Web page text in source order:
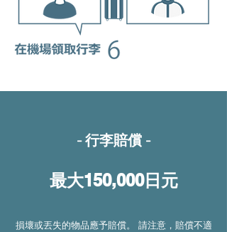
- 行李賠償 -
最大150,000日元
損壞或丟失的物品應予賠償。 請注意，賠償不適